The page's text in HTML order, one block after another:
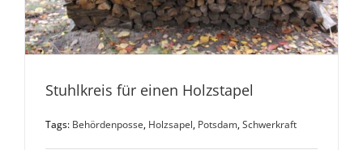
Stuhlkreis für einen Holzstapel
Tags: Behördenposse, Holzsapel, Potsdam,Schwerkraft